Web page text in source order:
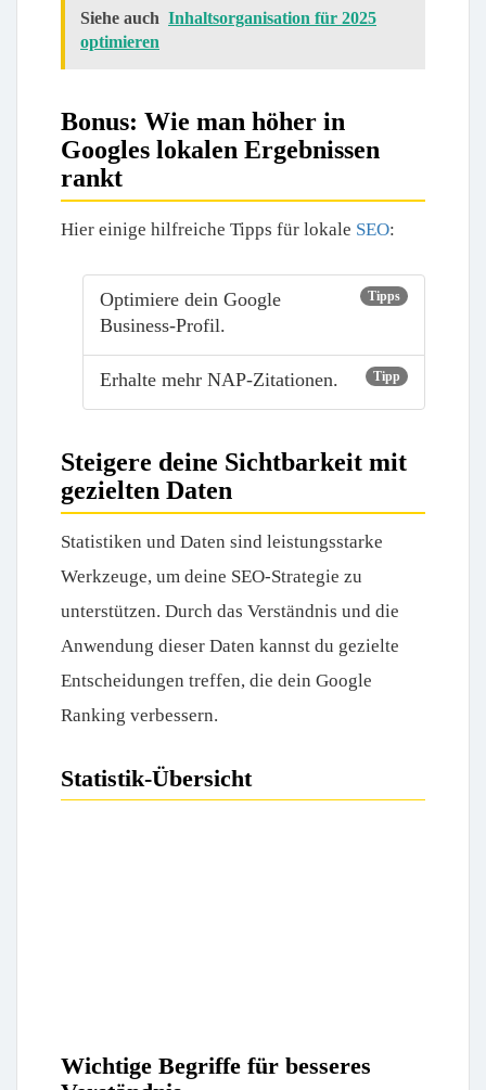
Siehe auch Inhaltsorganisation für 2025
optimieren
Bonus: Wie man höher in
Googles lokalen Ergebnissen
rankt
Hier einige hilfreiche Tipps für lokale SEO:
Tipps
Optimiere dein Google
Business-Profil.
Tipp
Erhalte mehr NAP-Zitationen.
Steigere deine Sichtbarkeit mit
gezielten Daten
Statistiken und Daten sind leistungsstarke
Werkzeuge, um deine SEO-Strategie zu
unterstützen. Durch das Verständnis und die
Anwendung dieser Daten kannst du gezielte
Entscheidungen treffen, die dein Google
Ranking verbessern.
Statistik-Übersicht
Wichtige Begriffe für besseres